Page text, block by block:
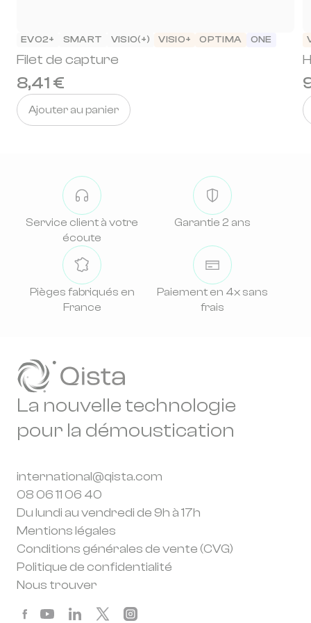
EVO2+ SMART VISIO(+) VISIO+ OPTIMA ONE
Filet de capture
8,41 €
Ajouter au panier
Service client à votre
écoute
Garantie 2 ans
Pièges fabriqués en
France
Paiement en 4x sans
frais
La nouvelle technologie
pour la démoustication
international@qista.com
08 06 11 06 40
Du lundi au vendredi de 9h à 17h
Mentions légales
Conditions générales de vente (CVG)
Politique de confidentialité
Nous trouver